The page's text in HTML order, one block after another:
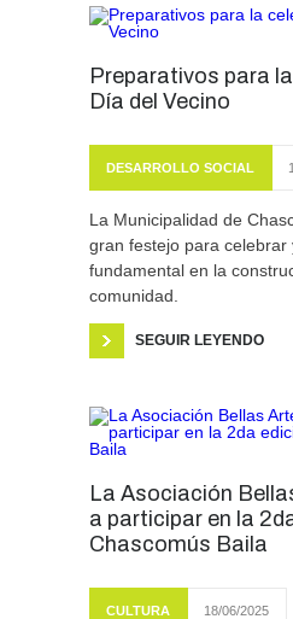
Preparativos para
Día del Vecino
DESARROLLO SOCIAL
La Municipalidad de
gran festejo para
fundamental en la
comunidad.
SEGUIR LEYENDO
La Asociación
a participar en la
Chascomús Baila
CULTURA 18/06/2025